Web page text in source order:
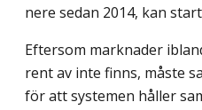
nere sedan 2014, kan
Eftersom marknader
rent av inte finns, måste
för att systemen håller